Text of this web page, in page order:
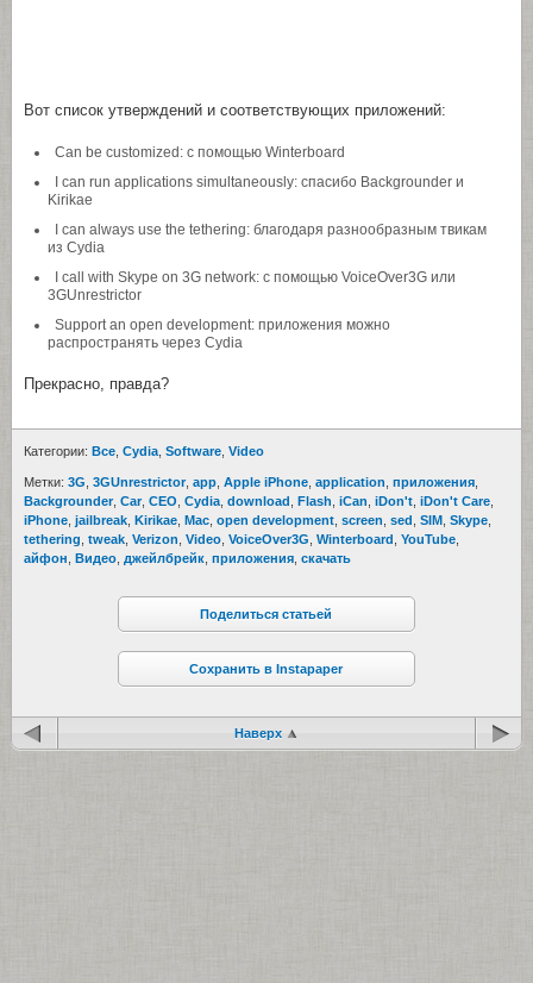
Вот список утверждений и соответствующих приложений:
Can be customized: с помощью Winterboard
I can run applications simultaneously: спасибо Backgrounder и
Kirikae
I can always use the tethering: благодаря разнообразным твикам
из Cydia
I call with Skype on 3G network: с помощью VoiceOver3G или
3GUnrestrictor
Support an open development: приложения можно
распространять через Cydia
Прекрасно, правда?
Категории: Все, Cydia, Software, Video
Метки: 3G, 3GUnrestrictor, app, Apple iPhone, application, приложения,
Backgrounder, Car, CEO, Cydia, download , Flash, iCan, iDon't, iDon't Care,
iPhone, jailbreak, Kirikae, Mac, open development, screen, sed , SIM , Skype,
tethering, tweak, Verizon, Video, VoiceOver3G, Winterboard , YouTube,
айфон, Видео, джейлбрейк, приложения, скачать
Поделиться статьей
Сохранить в Instapaper
Наверх